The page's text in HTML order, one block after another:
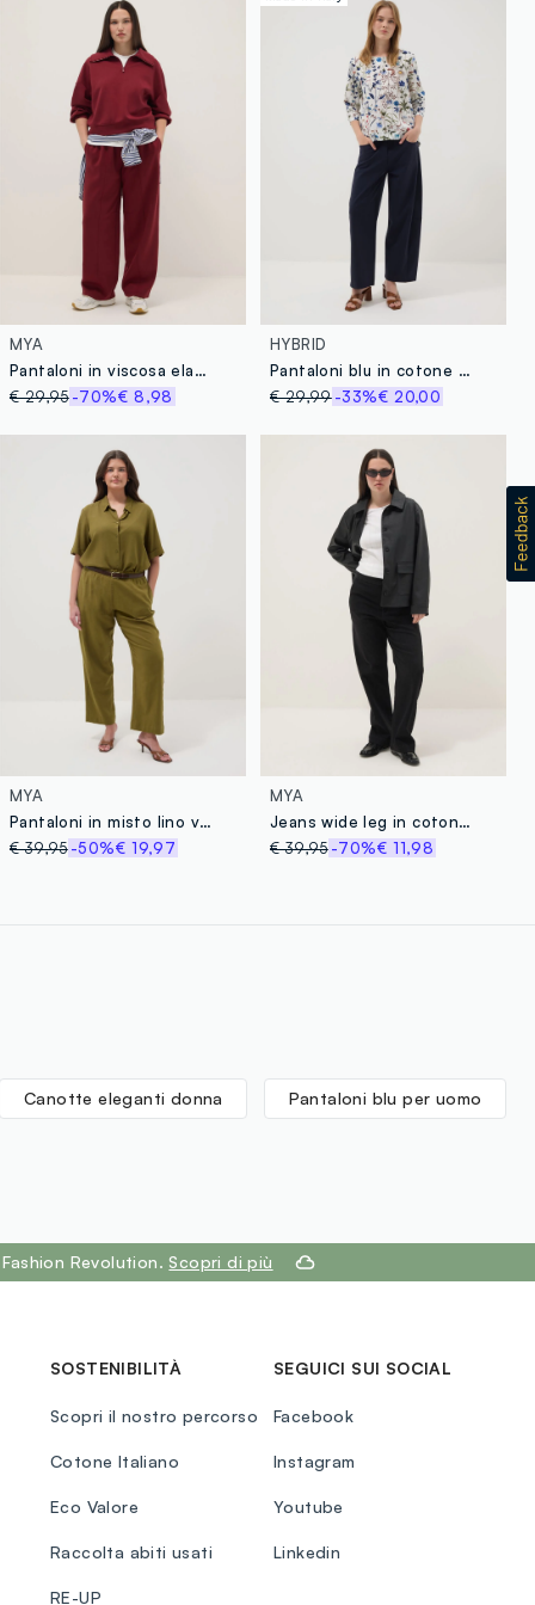
MYA
Pantaloni in viscosa elasticizzata rossi relaxed fit
€ 29,95-70%€ 8,98
HYBRID
Pantaloni blu in cotone elasticizzato
€ 29,99-33%€ 20,00
MYA
Pantaloni in misto lino verde regular fit
€ 39,95-50%€ 19,97
MYA
Jeans wide leg in cotone elasticizzato nero
€ 39,95-70%€ 11,98
Canotte eleganti donna Pantaloni blu per uomo
Revolution. Scopri di più
SOSTENIBILITÀ
Scopri il nostro percorso
Cotone Italiano
Eco Valore
Raccolta abiti usati
RE-UP
SEGUICI SUI SOCIAL
Facebook
Instagram
Youtube
Linkedin